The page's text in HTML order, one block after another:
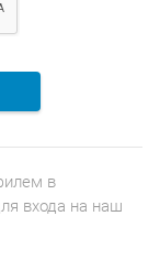
в
входа на наш